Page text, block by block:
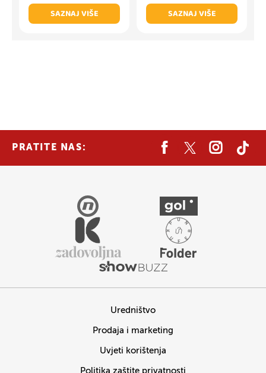
SAZNAJ VIŠE
SAZNAJ VIŠE
PRATITE NAS:
Uredništvo
Prodaja i marketing
Uvjeti korištenja
Politika zaštite privatnosti